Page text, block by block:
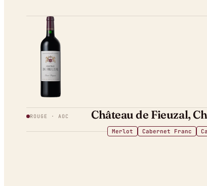
ROUGE · AOC Château de Fieuzal,
Merlot Cabernet Franc